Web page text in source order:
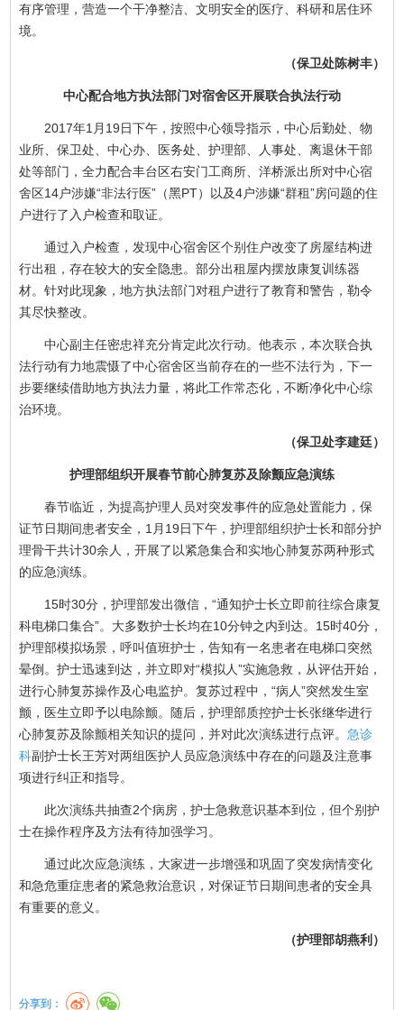
有序管理，营造一个干净整洁、文明安全的医疗、科研和居住环
境。
（保卫处陈树丰）
中心配合地方执法部门对宿舍区开展联合执法行动
2017年1月19日下午，按照中心领导指示，中心后勤处、物
业所、保卫处、中心办、医务处、护理部、人事处、离退休干部
处等部门，全力配合丰台区右安门工商所、洋桥派出所对中心宿
舍区14户涉嫌“非法行医”（黑PT）以及4户涉嫌“群租”房问题的住
户进行了入户检查和取证。
通过入户检查，发现中心宿舍区个别住户改变了房屋结构进
行出租，存在较大的安全隐患。部分出租屋内摆放康复训练器
材。针对此现象，地方执法部门对租户进行了教育和警告，勒令
其尽快整改。
中心副主任密忠祥充分肯定此次行动。他表示，本次联合执
法行动有力地震慑了中心宿舍区当前存在的一些不法行为，下一
步要继续借助地方执法力量，将此工作常态化，不断净化中心综
治环境。
（保卫处李建廷）
护理部组织开展春节前心肺复苏及除颤应急演练
春节临近，为提高护理人员对突发事件的应急处置能力，保
证节日期间患者安全，1月19日下午，护理部组织护士长和部分护
理骨干共计30余人，开展了以紧急集合和实地心肺复苏两种形式
的应急演练。
15时30分，护理部发出微信，“通知护士长立即前往综合康复
科电梯口集合”。大多数护士长均在10分钟之内到达。15时40分，
护理部模拟场景，呼叫值班护士，告知有一名患者在电梯口突然
晕倒。护士迅速到达，并立即对“模拟人”实施急救，从评估开始，
进行心肺复苏操作及心电监护。复苏过程中，“病人”突然发生室
颤，医生立即予以电除颤。随后，护理部质控护士长张继华进行
心肺复苏及除颤相关知识的提问，并对此次演练进行点评。急诊
科副护士长王芳对两组医护人员应急演练中存在的问题及注意事
项进行纠正和指导。
此次演练共抽查2个病房，护士急救意识基本到位，但个别护
士在操作程序及方法有待加强学习。
通过此次应急演练，大家进一步增强和巩固了突发病情变化
和急危重症患者的紧急救治意识，对保证节日期间患者的安全具
有重要的意义。
（护理部胡燕利）
分享到：